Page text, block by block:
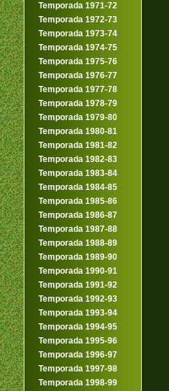
Temporada 1971-72
Temporada 1972-73
Temporada 1973-74
Temporada 1974-75
Temporada 1975-76
Temporada 1976-77
Temporada 1977-78
Temporada 1978-79
Temporada 1979-80
Temporada 1980-81
Temporada 1981-82
Temporada 1982-83
Temporada 1983-84
Temporada 1984-85
Temporada 1985-86
Temporada 1986-87
Temporada 1987-88
Temporada 1988-89
Temporada 1989-90
Temporada 1990-91
Temporada 1991-92
Temporada 1992-93
Temporada 1993-94
Temporada 1994-95
Temporada 1995-96
Temporada 1996-97
Temporada 1997-98
Temporada 1998-99